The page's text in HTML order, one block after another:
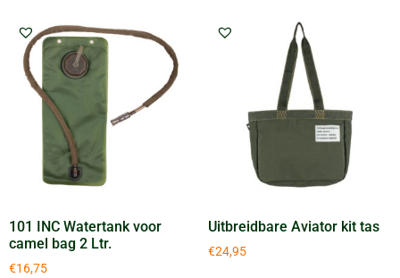
101 INC Watertank voor
camel bag 2 Ltr.
€16,75
Uitbreidbare Aviator kit tas
€24,95